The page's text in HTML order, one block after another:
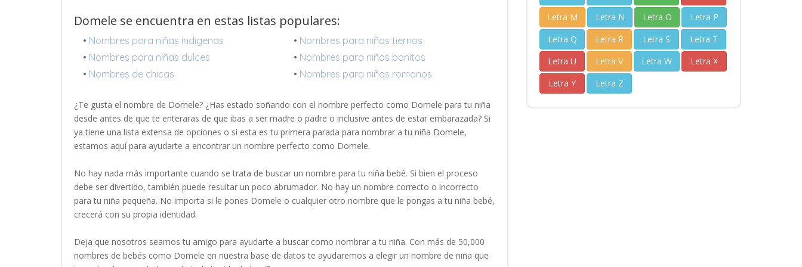
Domele se encuentra en estas listas populares:
• Nombres para niñas indigenas • Nombres para niñas tiernos
• Nombres para niñas dulces • Nombres para niñas bonitos
• Nombres de chicas • Nombres para niñas romanos
¿Te gusta el nombre de Domele? ¿Has estado soñando con el nombre perfecto como Domele para tu niña
desde antes de que te enteraras de que ibas a ser madre o padre o inclusive antes de estar embarazada? Si
ya tiene una lista extensa de opciones o si esta es tu primera parada para nombrar a tu niña Domele,
estamos aquí para ayudarte a encontrar un nombre perfecto como Domele.
No hay nada más importante cuando se trata de buscar un nombre para tu niña bebé. Si bien el proceso
debe ser divertido, también puede resultar un poco abrumador. No hay un nombre correcto o incorrecto
para tu niña pequeña. No importa si le pones Domele o cualquier otro nombre que le pongas a tu niña bebé,
crecerá con su propia identidad.
Deja que nosotros seamos tu amigo para ayudarte a buscar como nombrar a tu niña. Con más de 50,000
nombres de bebés como Domele en nuestra base de datos te ayudaremos a elegir un nombre de niña que
Letra M
Letra N Letra O
Letra P
Letra Q
Letra R Letra S
Letra T
Letra U
Letra V Letra W
Letra X
Letra Y
Letra Z